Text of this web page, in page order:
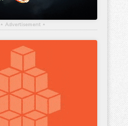
▴ Advertisement ▴